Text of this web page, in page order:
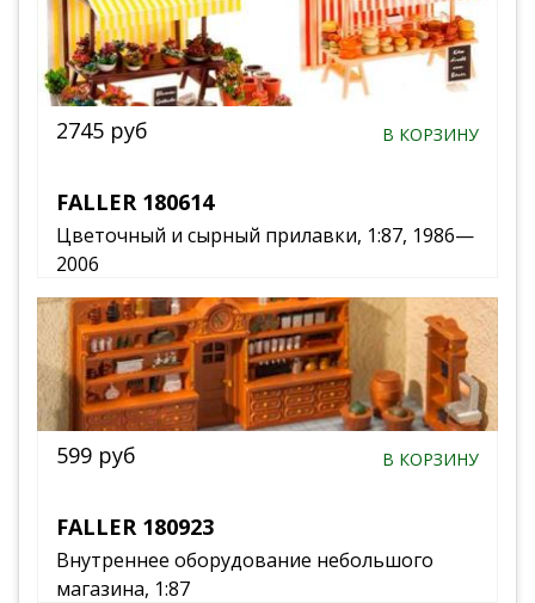
FALLER 180614
Цветочный и сырный прилавки, 1:87, 1986—
2006
2745 руб В КОРЗИНУ
FALLER 180923
Внутреннее оборудование небольшого
магазина, 1:87
599 руб В КОРЗИНУ